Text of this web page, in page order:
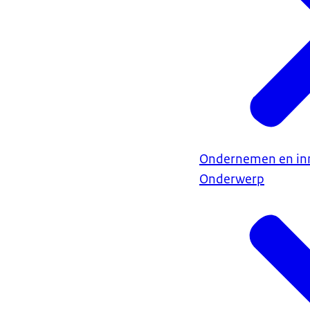
Ondernemen en
Onderwerp